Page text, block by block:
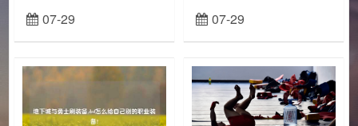
缉！黄金哥布林活动送的自选史
诗武器，换什么最适合呢？我个
07-29
式：使用冰冻技能冰封散，配合
眩晕技能破碎冲击，可以在眩晕
07-29